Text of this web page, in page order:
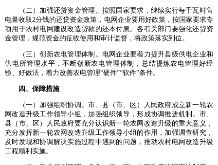
（二）加强还贷资金管理。按照国家要求，继续实行每千瓦时售
电量收取2分钱的还贷资金政策，电网企业要用好政策，按国家要求专
项用于农村电网建设改造贷款的还本付息。各有关部门要强化还贷资
金管理，规范资金的征收使用和审计监督，将政策落实到位。
（三）创新农电管理体制。电网企业要着力提升县级供电企业和
供电所管理水平，不断创新农电管理体制，总结提炼农电管理好经
验、好做法，着力改善农电管理“硬件”“软件”条件。
四、保障措施
（一）加强组织协调。市、县（市、区）人民政府成立新一轮农
网改造升级工作领导小组，加强组织领导，形成协调推进机制。市、
县（市、区）人民政府要充分认识新一轮农网改造升级的重大意义，
充分发挥新一轮农网改造升级工作领导小组的作用，加强调查研究，
及时发现和协调解决实施过程中遇到的问题，推动农村电网改造升级
工程顺利实施。